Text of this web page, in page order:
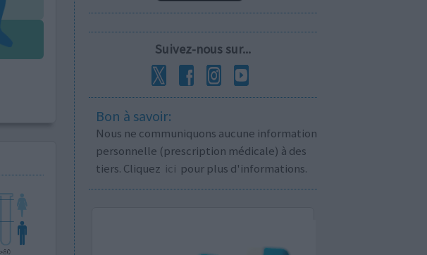
Suivez-nous sur...
Bon à savoir:
Nous ne communiquons aucune information
personnelle (prescription médicale) à des
tiers. Cliquez ici pour plus d'informations.